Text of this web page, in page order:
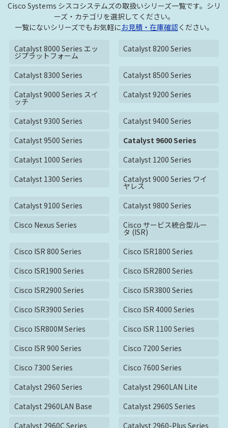
Cisco Systems シスコシステムズの取扱いシリーズ一覧です。シリ
ーズ・カテゴリを選択してください。
一覧にないシリーズでもお気軽にお見積・在庫確認ください。
Catalyst 8000 Series エッ
ジプラットフォーム
Catalyst 8200 Series
Catalyst 8300 Series
Catalyst 8500 Series
Catalyst 9000 Series スイ
ッチ
Catalyst 9200 Series
Catalyst 9300 Series
Catalyst 9400 Series
Catalyst 9500 Series
Catalyst 9600 Series
Catalyst 1000 Series
Catalyst 1200 Series
Catalyst 1300 Series
Catalyst 9000 Series ワイ
ヤレス
Catalyst 9100 Series
Catalyst 9800 Series
Cisco Nexus Series
Cisco サービス統合型ルー
タ (ISR)
Cisco ISR 800 Series
Cisco ISR1800 Series
Cisco ISR1900 Series
Cisco ISR2800 Series
Cisco ISR2900 Series
Cisco ISR3800 Series
Cisco ISR3900 Series
Cisco ISR 4000 Series
Cisco ISR800M Series
Cisco ISR 1100 Series
Cisco ISR 900 Series
Cisco 7200 Series
Cisco 7300 Series
Cisco 7600 Series
Catalyst 2960 Series
Catalyst 2960LAN Lite
Catalyst 2960LAN Base
Catalyst 2960S Series
Catalyst 2960C Series
Catalyst 2960-Plus Series